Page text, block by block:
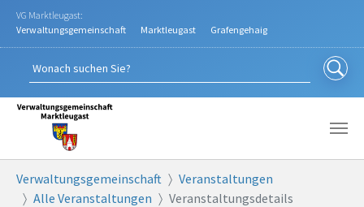
Zum Hauptinhalt springen
VG Marktleugast:
Verwaltungsgemeinschaft
Marktleugast Grafengehaig
Verwaltungsgemeinschaft
Veranstaltungen
Alle Veranstaltungen
Veranstaltungsdetails